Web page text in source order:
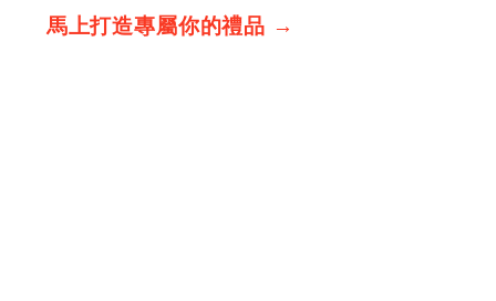
馬上打造專屬你的禮品 →